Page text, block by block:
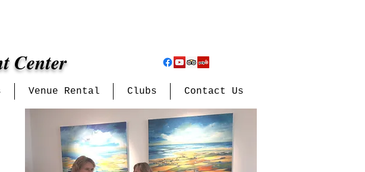
Center
Venue Rental Clubs Contact Us